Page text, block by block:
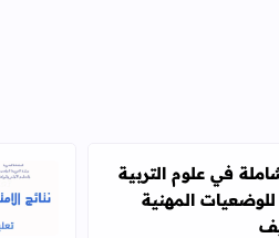
شاملة في علوم التربية دراسة معمقة
في علوم التربية
المهنية